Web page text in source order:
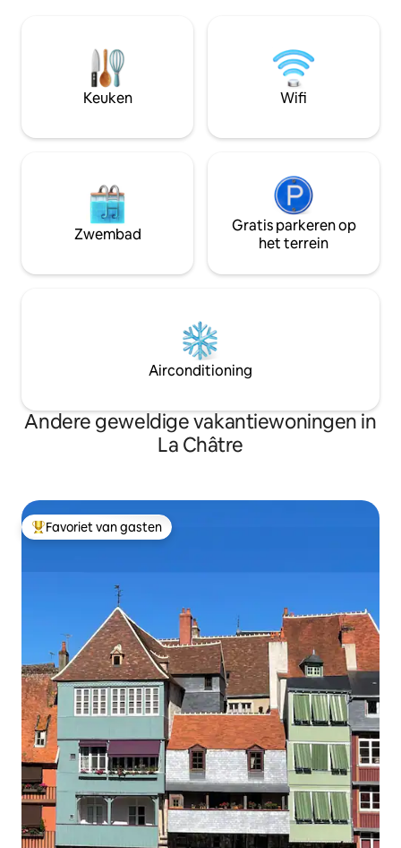
stijl", baadt in een felgroene omgeving,
begrensd door de Moulin Neuf en de
voorzieningen en
zich in de buurt
zwembad en het
Keuken Wifi
Zwembad
Gratis parkeren op
het terrein
Airconditioning
Andere geweldige vakantiewoningen in
La Châtre
Topfavoriet van gasten
Favoriet van gasten